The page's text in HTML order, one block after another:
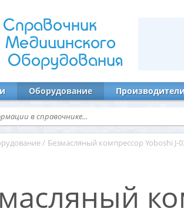
Справочник
Медицинского
Оборудования
Оборудование
/ Безмасляный компрессор Yoboshi J-